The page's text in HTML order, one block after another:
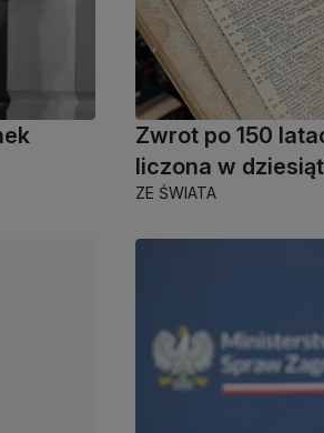
Zwrot po 150
liczona w
ZE ŚWIATA